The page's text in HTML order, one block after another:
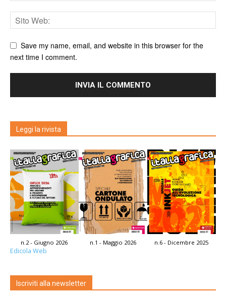
Save my name, email, and website in this browser for the
next time I comment.
Leggi la rivista
n.2 - Giugno 2026 n.1 - Maggio 2026 n.6 - Dicembre 2025
Edicola Web
Iscriviti alla newsletter